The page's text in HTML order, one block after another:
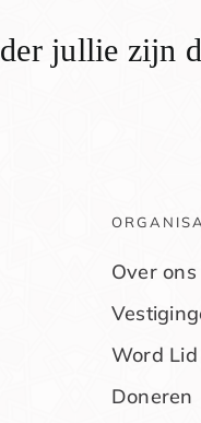
jullie zijn
Over ons
Word Lid
Doneren